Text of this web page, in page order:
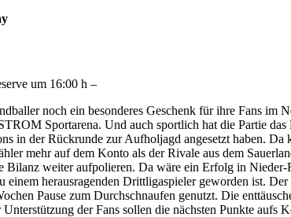
um 16:00 h –
noch ein besonderes Geschenk für ihre Fans
Sportarena. Und auch sportlich hat die Partie
in der Rückrunde zur Aufholjagd angesetzt haben.
mehr auf dem Konto als der Rivale aus dem
Bilanz weiter aufpolieren. Da wäre ein Erfolg in
einem herausragenden Drittligaspieler geworden ist.
Pause zum Durchschnaufen genutzt. Die
der Fans sollen die nächsten Punkte